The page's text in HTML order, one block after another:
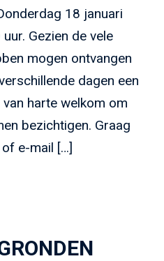
18 januari
Gezien de vele
mogen ontvangen
dagen een
harte welkom om
bezichtigen. Graag
e-mail […]